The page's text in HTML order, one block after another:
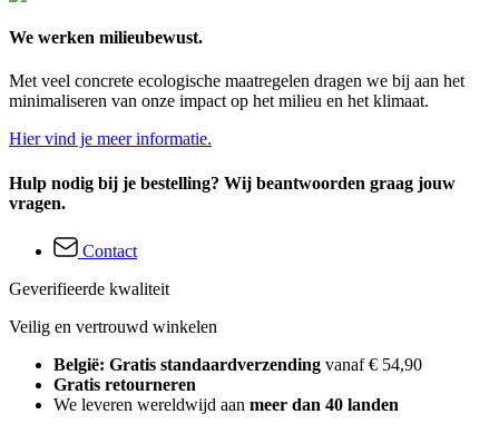
We werken milieubewust.
Met veel concrete ecologische maatregelen dragen we bij aan het
minimaliseren van onze impact op het milieu en het klimaat.
Hier vind je meer informatie.
Hulp nodig bij je bestelling? Wij beantwoorden graag jouw
vragen.
Contact
Geverifieerde kwaliteit
Veilig en vertrouwd winkelen
België: Gratis standaardverzending vanaf € 54,90
Gratis retourneren
We leveren wereldwijd aan meer dan 40 landen